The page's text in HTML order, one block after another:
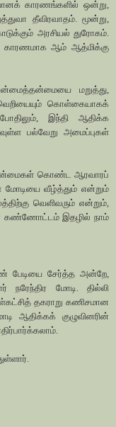
காரணங்களில் ஒன்று,
தீவிரவாதம். மூன்று,
அரசியல் துரோகம்.
காரணமாக ஆம் ஆத்மிக்கு
மறுத்து,
கொள்கையாகக்
இந்தி ஆதிக்க
பல்வேறு அமைப்புகள்
கொண்ட ஆரவாரப்
மோடியை வீழ்த்தும் என்றும்
வெளிவரும் என்றும்,
கண்ணோட்டம் இதழில் நாம்
பேடியை சேர்த்த அன்றே,
நரேந்திர மோடி. தில்லி
தகராறு கணிசமான
ஆதிக்கக் குழுவினரின்